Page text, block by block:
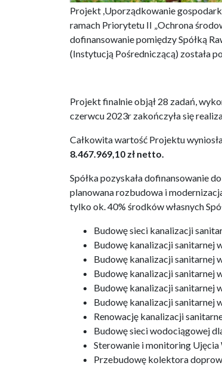
Projekt ,Uporządkowanie
ramach Priorytetu II „Ochrona
dofinansowanie pomiędzy Spółką
(Instytucją Pośredniczącą) została
Projekt finalnie objął 28 zadań,
czerwcu 2023r zakończyła się
Całkowita wartość Projektu
8.467.969,10 zł netto.
Spółka pozyskała dofinansowanie
planowana rozbudowa i
tylko ok. 40% środków własnych
Budowę sieci kanalizacji
Budowę kanalizacji sanitarnej
Budowę kanalizacji sanitarnej
Budowę kanalizacji sanitarnej
Budowę kanalizacji sanitarnej
Budowę kanalizacji sanitarnej
Renowację kanalizacji
Budowę sieci wodociągowej
Sterowanie i monitoring Ujęcia
Przebudowę kolektora